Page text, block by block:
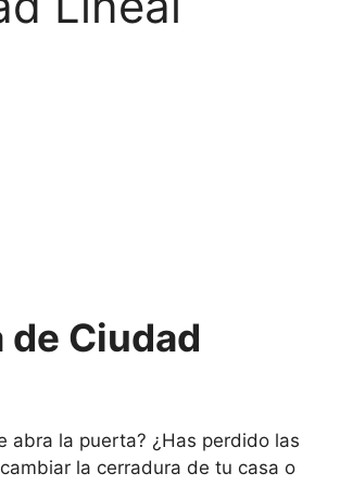
de Ciudad
abra la puerta? ¿Has perdido las
la cerradura de tu casa o